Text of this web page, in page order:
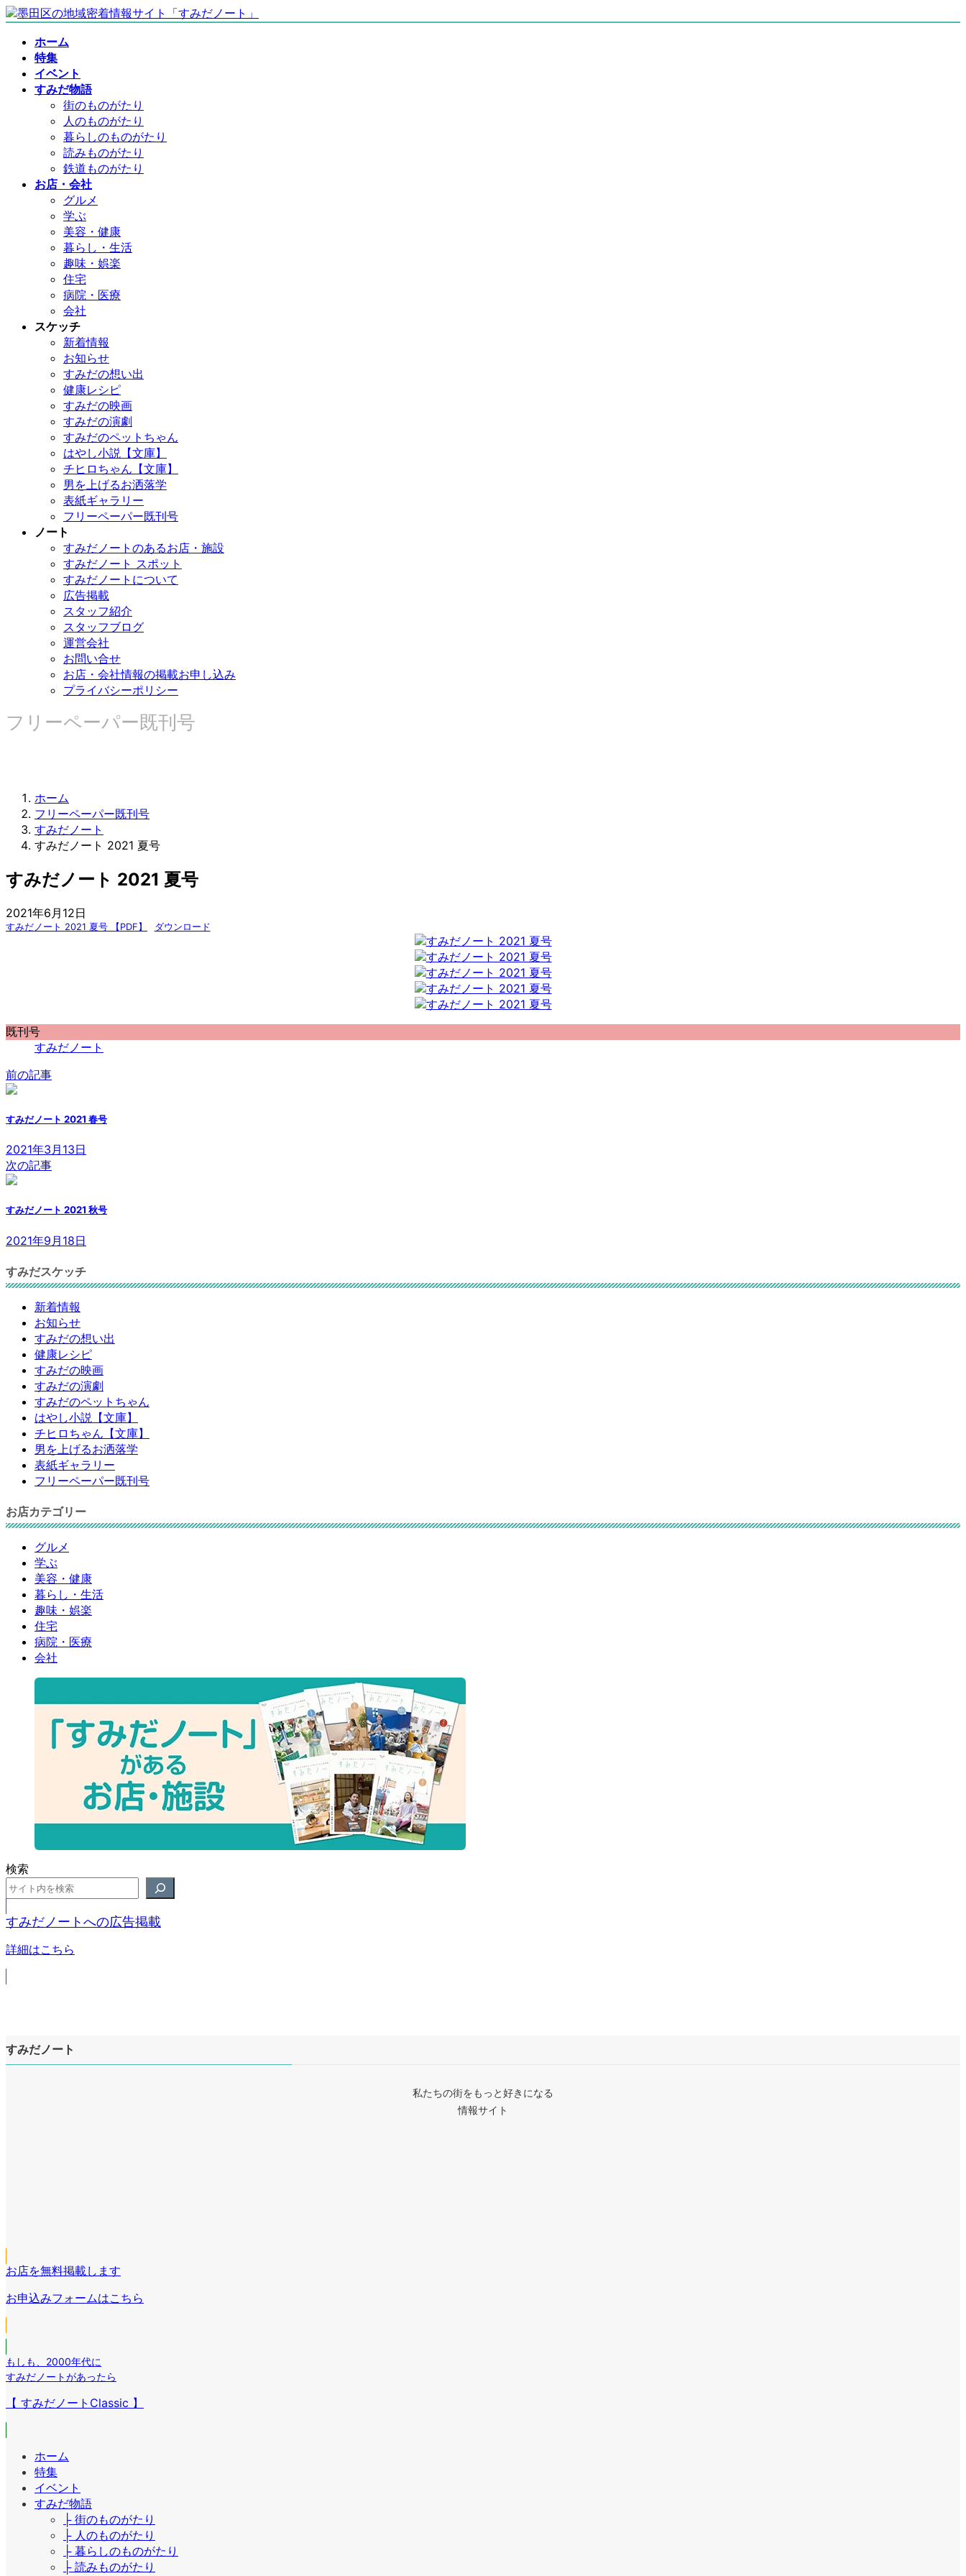
コ
ナ
ホーム
特集
イベント
すみだ物語
街のものがたり
人のものがたり
暮らしのものがたり
読みものがたり
鉄道ものがたり
お店・会社
グルメ
学ぶ
美容・健康
暮らし・生活
趣味・娯楽
住宅
病院・医療
会社
スケッチ
新着情報
お知らせ
すみだの想い出
健康レシピ
すみだの映画
すみだの演劇
すみだのペットちゃん
はやし小説【文庫】
チヒロちゃん【文庫】
男を上げるお洒落学
表紙ギャラリー
フリーペーパー既刊号
ノート
すみだノートのあるお店・施設
すみだノート スポット
すみだノートについて
広告掲載
スタッフ紹介
スタッフブログ
運営会社
お問い合せ
お店・会社情報の掲載お申し込み
プライバシーポリシー
フリーペーパー既刊号
ホーム
フリーペーパー既刊号
すみだノート
すみだノート 2021 夏号
すみだノート 2021 夏号
2021年6月12日
すみだノート 2021 夏号 【PDF】 ダウンロード
既刊号
すみだノート
前の記事
すみだノート 2021 春号
2021年3月13日
次の記事
すみだノート 2021 秋号
2021年9月18日
すみだスケッチ
新着情報
お知らせ
すみだの想い出
健康レシピ
すみだの映画
すみだの演劇
すみだのペットちゃん
はやし小説【文庫】
チヒロちゃん【文庫】
男を上げるお洒落学
表紙ギャラリー
フリーペーパー既刊号
お店カテゴリー
グルメ
学ぶ
美容・健康
暮らし・生活
趣味・娯楽
住宅
病院・医療
会社
検索
すみだノートへの広告掲載
詳細はこちら
すみだノート
私たちの街をもっと好きになる
情報サイト
リ
ン
ク
ン
リ
ク
ン
リ
ン
ク
お店を無料掲載します
お申込みフォームはこちら
もしも
2000年代に
すみだノートがあったら
【 すみだノートClassic 】
ホーム
特集
イベント
すみだ物語
├ 街のものがたり
├ 人のものがたり
├ 暮らしのものがたり
├ 読みものがたり